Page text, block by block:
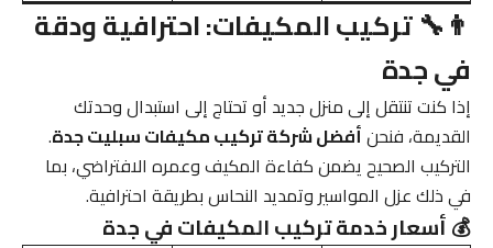
👨‍🔧 تركيب المكيفات: احترافية ودقة
في جدة
إذا كنت تنتقل إلى منزل جديد أو تحتاج إلى استبدال وحدتك
القديمة، فنحنأفضل شركة تركيب مكيفات سبليت جدة.
التركيب الصحيح يضمن كفاءة المكيف وعمره الافتراضي، بما
في ذلك عزل المواسير وتمديد النحاس بطريقة احترافية.
💰 أسعار خدمة تركيب المكيفات في جدة